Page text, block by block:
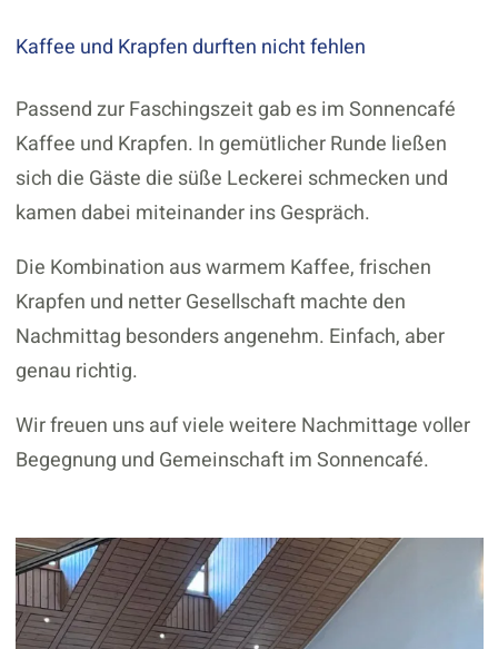
Kaffee und Krapfen durften nicht fehlen
Passend zur Faschingszeit gab es im Sonnencafé
Kaffee und Krapfen. In gemütlicher Runde ließen
sich die Gäste die süße Leckerei schmecken und
kamen dabei miteinander ins Gespräch.
Die Kombination aus warmem Kaffee, frischen
Krapfen und netter Gesellschaft machte den
Nachmittag besonders angenehm. Einfach, aber
genau richtig.
Wir freuen uns auf viele weitere Nachmittage voller
Begegnung und Gemeinschaft im Sonnencafé.